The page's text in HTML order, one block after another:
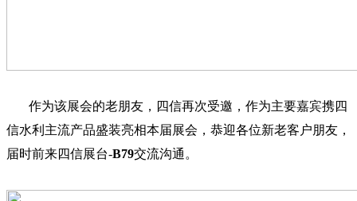
作为该展会的老朋友，四信再次受邀，作为主要嘉宾携四
信水利主流产品盛装亮相本届展会，恭迎各位新老客户朋友，
届时前来四信展台-B79交流沟通。